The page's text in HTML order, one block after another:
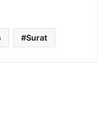
Surat